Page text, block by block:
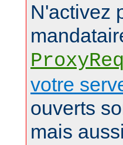
N'activez
votre
ouverts
mais